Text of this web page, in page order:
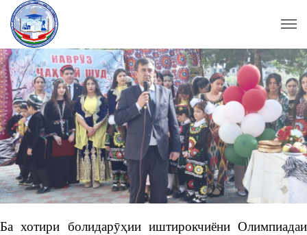
Ба хотири болидарӯҳии иштирокчиёни Олимпиадаи